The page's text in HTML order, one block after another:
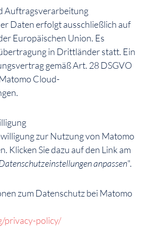
Auftragsverarbeitung
Daten erfolgt ausschließlich auf
Europäischen Union. Es
in Drittländer statt. Ein
gemäß Art. 28 DSGVO
Cloud-
zur Nutzung von Matomo
Klicken Sie dazu auf den Link am
anpassen".
zum Datenschutz bei Matomo
privacy-policy/